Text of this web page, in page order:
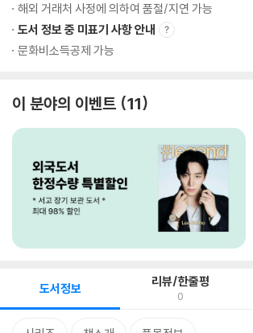
해외 거래처 사정에 의하여 품절/지연 가능
도서 정보 중 미표기 사항 안내
문화비소득공제 가능
이 분야의 이벤트 11
도서정보 리뷰/한줄평
0